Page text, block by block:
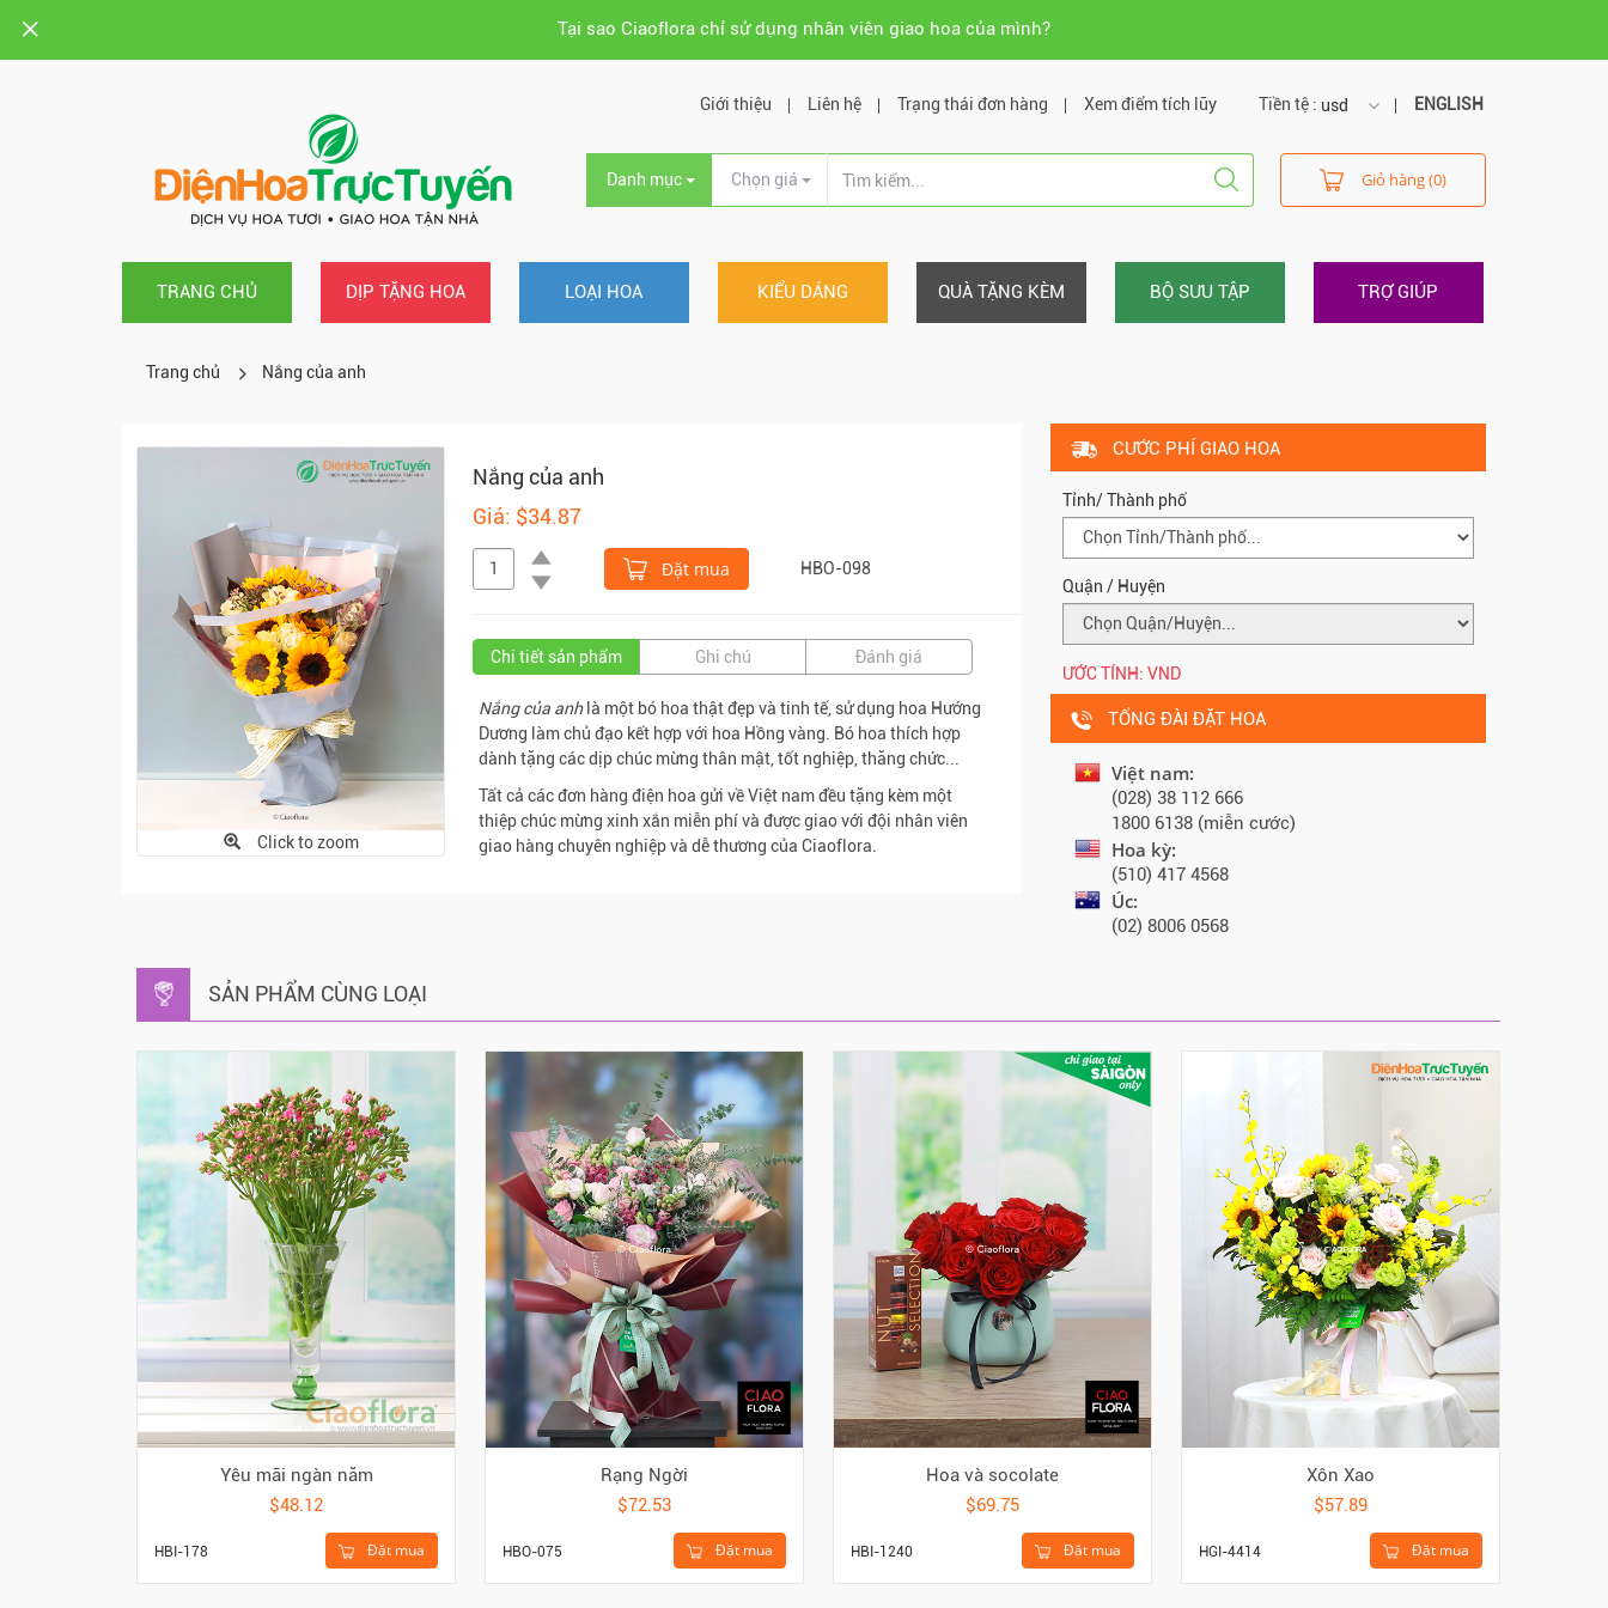
Tại sao Ciaoflora chỉ sử dụng nhân viên giao hoa của mình?
Tiền tệ : usd
usd
vnd
ENGLISH
Giới thiệu Liên hệ Trạng thái đơn hàng Xem điểm tích lũy
Danh mục Chọn giá Giỏ hàng (0)
TRANG CHỦ DỊP TẶNG HOA LOẠI HOA KIỂU DÁNG QUÀ TẶNG KÈM BỘ SƯU TẬP TRỢ GIÚP
Trang chủ Nắng của anh
Click to zoom
Nắng của anh
Giá: $34.87
Đặt mua HBO-098
Chi tiết sản phẩm Ghi chú Đánh giá
Nắng của anhlà một bó hoa thật đẹp và tinh tế, sử dụng hoa Hướng
Dương làm chủ đạo kết hợp với hoa Hồng vàng. Bó hoa thích hợp
dành tặng các dịp chúc mừng thân mật, tốt nghiệp, thăng chức...
Tất cả các đơn hàng điện hoa gửi về Việt nam đều tặng kèm một
thiệp chúc mừng xinh xắn miễn phí và được giao với đội nhân viên
giao hàng chuyên nghiệp và dễ thương của Ciaoflora.
CƯỚC PHÍ GIAO HOA
Tỉnh/ Thành phố
Quận / Huyện
ƯỚC TÍNH: VND
TỔNG ĐÀI ĐẶT HOA
Việt nam:
(028) 38 112 666
1800 6138 (miễn cước)
Hoa kỳ:
(510) 417 4568
Úc:
(02) 8006 0568
SẢN PHẨM CÙNG LOẠI
Yêu mãi ngàn năm
$48.12
Đặt mua
HBI-178
Rạng Ngời
$72.53
Đặt mua
HBO-075
Hoa và socolate
$69.75
Đặt mua
HBI-1240
Xôn Xao
$57.89
Đặt mua
HGI-4414